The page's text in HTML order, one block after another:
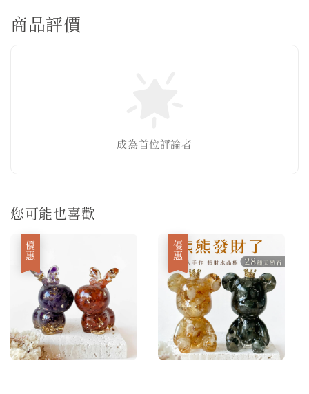
商品評價
成為首位評論者
您可能也喜歡
優惠 優惠